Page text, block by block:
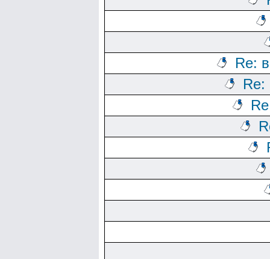
Re: